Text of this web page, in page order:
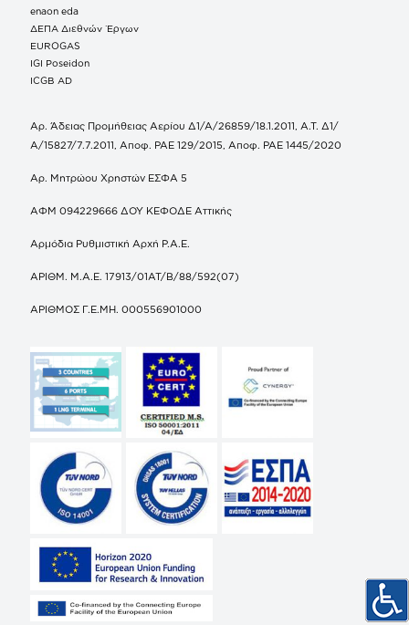
enaon eda
ΔΕΠΑ Διεθνών Έργων
EUROGAS
IGI Poseidon
ICGB AD
Αρ. Άδειας Προμήθειας Αερίου Δ1/Α/26859/18.1.2011, Α.Τ. Δ1/
Α/15827/7.7.2011, Αποφ. ΡΑΕ 129/2015, Αποφ. ΡΑΕ 1445/2020
Αρ. Μητρώου Χρηστών ΕΣΦΑ 5
ΑΦΜ 094229666 ΔΟΥ ΚΕΦΟΔΕ Αττικής
Αρμόδια Ρυθμιστική Αρχή Ρ.Α.Ε.
ΑΡΙΘΜ. Μ.Α.Ε. 17913/01ΑΤ/Β/88/592(07)
ΑΡΙΘΜΟΣ Γ.Ε.ΜΗ. 000556901000